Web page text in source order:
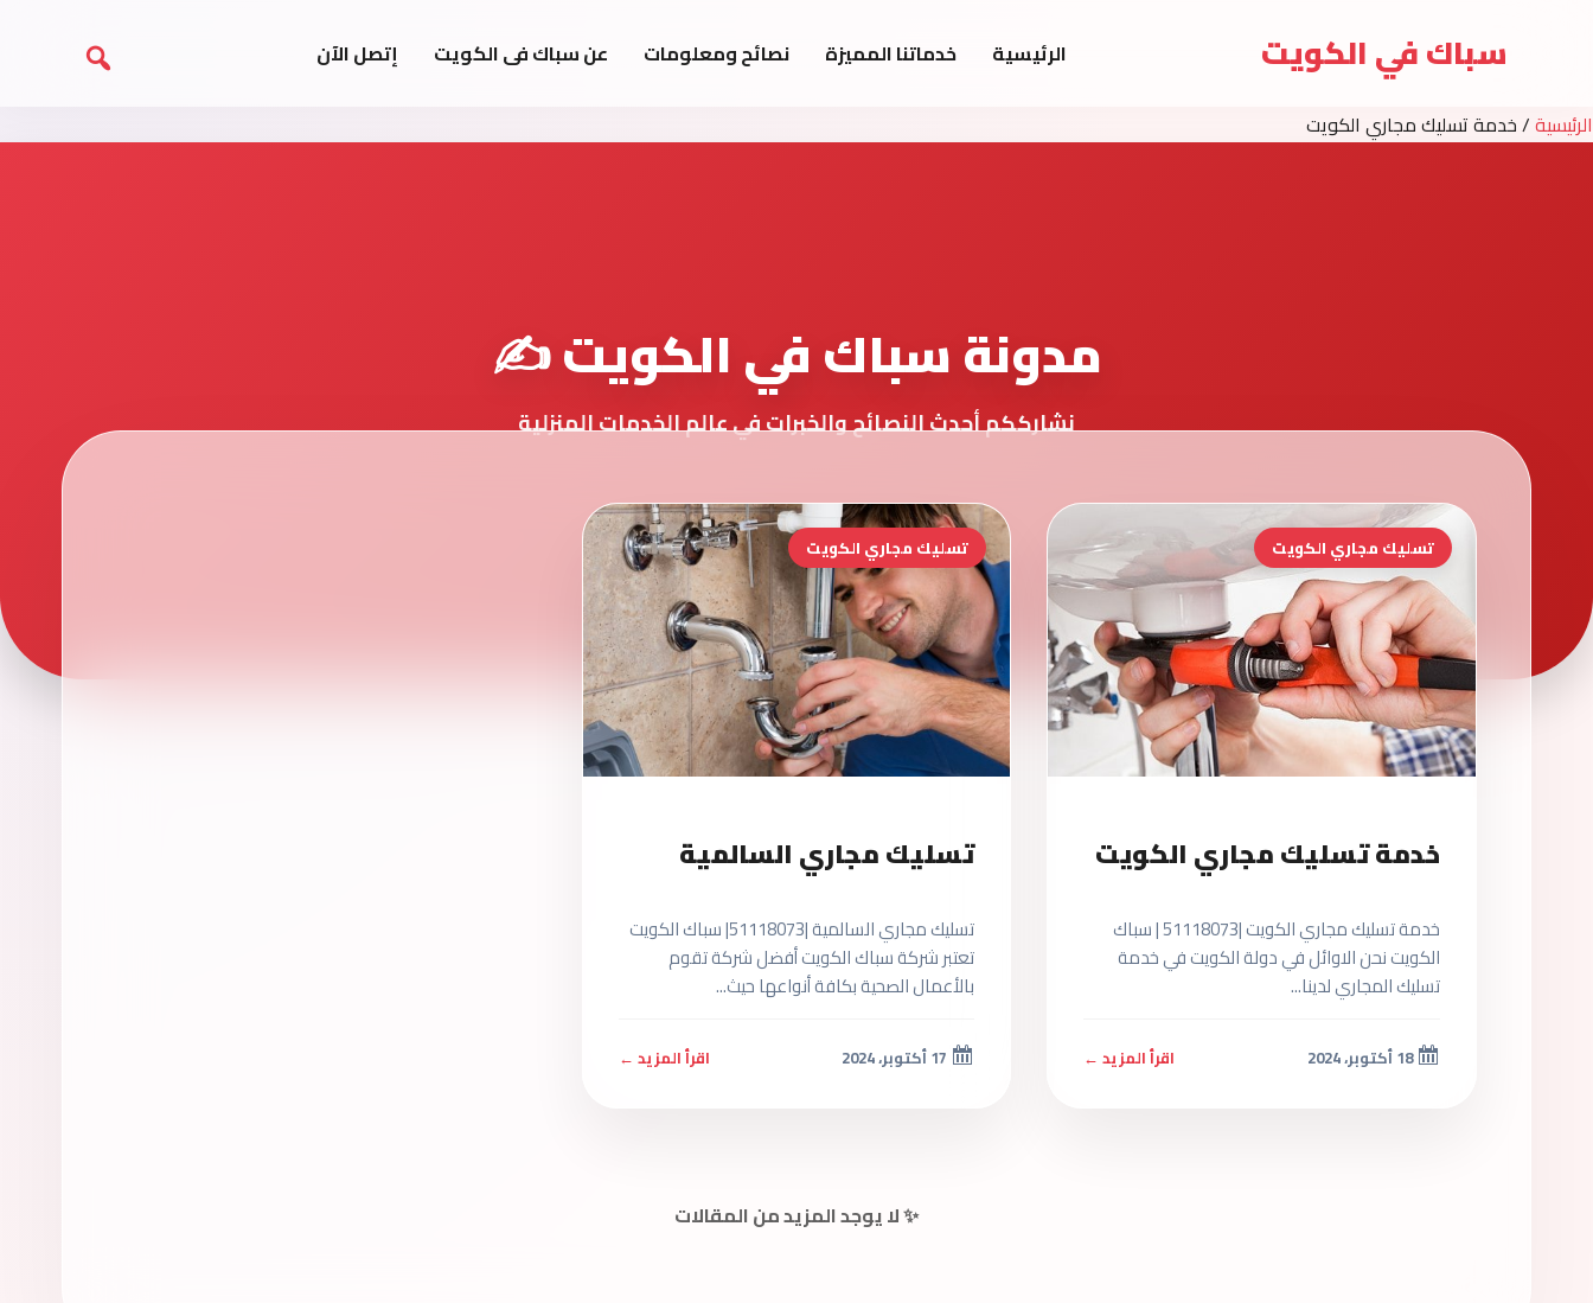
سباك في الكويت الرئيسية خدماتنا المميزة نصائح ومعلومات عن سباك فى الكويت إتصل الآن
الرئيسية/خدمة تسليك مجاري الكويت
مدونة سباك في الكويت ✍️
نشارككم أحدث النصائح والخبرات في عالم الخدمات المنزلية
تسليك مجاري الكويت
خدمة تسليك مجاري الكويت
خدمة تسليك مجاري الكويت |51118073 | سباك
الكويت نحن الاوائل في دولة الكويت في خدمة
تسليك المجاري لدينا...
18 أكتوبر، 2024 اقرأ المزيد ←
تسليك مجاري الكويت
تسليك مجاري السالمية
تسليك مجاري السالمية |51118073| سباك الكويت
تعتبر شركة سباك الكويت أفضل شركة تقوم
بالأعمال الصحية بكافة أنواعها حيث...
اقرأ المزيد ←
✨ لا يوجد المزيد من المقالات